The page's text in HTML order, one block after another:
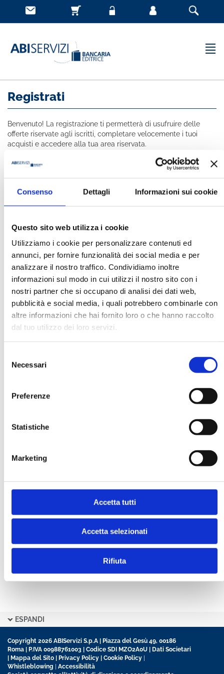
Consenso Dettagli Informazioni sui cookie
Questo sito web utilizza i cookie
Utilizziamo i cookie per personalizzare contenuti ed
annunci, per fornire funzionalità dei social media e per
analizzare il nostro traffico. Condividiamo inoltre
informazioni sul modo in cui utilizzi il nostro sito con i
nostri partner che si occupano di analisi dei dati web,
pubblicità e social media, i quali potrebbero combinarle con
altre informazioni che hai fornito loro o che hanno raccolto
dal tuo utilizzo dei loro servizi.
delNecessari
Preferenze
Statistiche
Marketing
Accetta tutti
Accetta selezionati
Rifiuta
Registrati
Benvenuto! La registrazione ti permetterà di usufruire delle
offerte riservate agli iscritti, completare velocemente i tuoi
acquisti e accedere alla tua area riservata.
Tutti i campi indicati con * sono obbligatori
DATA DI NASCITA *
E-MAIL *
AZIENDA
FUNZIONE AZIENDALE
Ho letto e accetto l’informativa sulla
Ho preso visione delleCondizioni Generalidi
contratto disciplinanti il sito
ESPANDI
Copyright 2026 ABIServizi S.p.A | Piazza del Gesù 49, 00186
Roma | P.IVA 00988761003 | Codice SDI MZO2A0U | Dati Societari
| Mappa del Sito | Privacy Policy | Cookie Policy |
Whistleblowing | Accessibilità